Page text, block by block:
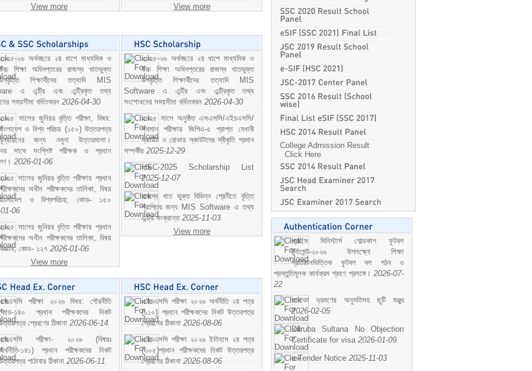
View more
View more
২৬ অর্থবছরে ২য় ধাপে মাধ্যমিক ও
শিক্ষা অধিদপ্তরের রাজস্ব খাতভুক্ত
শিক্ষার্থীদের তত্যাদি MIS
এ এন্ট্রি এবং এন্ট্রিকৃত তথ্য
সময়সীমা বর্ধিতকরন 2026-04-30
সালের জুনিয়র বৃত্তি পরীক্ষা, বিষয়:
ও বিশ্ব পরিচয় (১৫০) উত্তরপত্র
জন্য নমুনা উত্তরমালা।
সাথে সংশ্লিষ্ট পরীক্ষক ও প্রধান
2026-01-06
সালের জুনিয়র বৃত্তি পরীক্ষায় প্রধান
অধীন পরীক্ষকদের তালিকা, বিষয়
ও বিশ্বপরিচয়; কোড- ১৫০
06
সালের জুনিয়র বৃত্তি পরীক্ষায় প্রধান
অধীন পরীক্ষকদের তালিকা, বিষয়
কোড- ১২৭ 2026-01-06
View more
২০২৫-২৬ অর্থবছরে ২য় ধাপে মাধ্যমিক ও
উচ্চ শিক্ষা অধিদপ্তরের রাজস্ব খাতভুক্ত
উপবৃত্তি শিক্ষার্থীদের তত্যাদি MIS
Software এ এন্ট্রি এবং এন্ট্রিকৃত তথ্য
সংশোধনের সময়সীমা বর্ধিতকরন 2026-04-30
২০২৫ সালে অনুষ্ঠিত এসএসসি/এইচএসসি/
সমমান পরীক্ষায় জিপিএ-৫ প্রাপ্ত মেধাবী
স্কাউট ও রোভার স্কাউটদের স্বীকৃতি প্রদান
সম্পর্কীয় 2025-12-29
HSC-2025 Scholarship List
2025-12-07
রাজস্ব খাত ভুক্ত বিভিন্ন শ্রেনীতে বৃত্তি
প্রাপ্তির জন্য MIS Software এ তথ্য
এন্ট্রি সংক্রান্ত 2025-11-03
View more
পরীক্ষা ২০২৬ বিষয়: পৌরনীতি
১৪০ প্রধান পরীক্ষকদের নিকট
প্রেরণের ঠিকানা 2026-06-14
পরীক্ষা- ২০২৬ (বিষয়ঃ
১৪১) প্রধান পরীক্ষকদের নিকট
পাঠাবার ঠিকানা 2026-06-11
এইচএসসি পরীক্ষা ২০২৬ অর্থনীতি ২য় পত্র
(১১০) প্রধান পরীক্ষকদের নিকট উত্তরপত্র
প্রেরণের ঠিকানা 2026-08-06
এইচএসসি পরীক্ষা ২০২৬ ইতিহাস ২য় পত্র
(৩০৫)প্রধান পরীক্ষকদের নিকট উত্তরপত্র
প্রেরণের ঠিকানা 2026-08-06
College Admission Result
Click Here
প্রাইম মিনিস্টার্স গোল্ডকাপ ফুটবল
টুর্নামেন্ট-২০২৬ উপলক্ষ্যে শিক্ষা
প্রতিষ্ঠানভিত্তিক ফুটবল দল গঠন ও
প্রস্তুতিমূলক কার্যক্রম গ্রহণ প্রসঙ্গে। 2026-07-
22
কানাডা ভ্রমণের অনুমতিসহ ছুটি মঞ্জুর
2026-02-05
Dilruba Sultana No Objection
Certificate for visa 2026-01-09
e-Tender Notice 2025-11-03